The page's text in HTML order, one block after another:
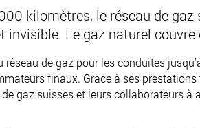
kilomètres, le réseau de
Le gaz naturel
de gaz pour les conduites
finaux. Grâce à ses
gaz suisses et leurs collaborateurs